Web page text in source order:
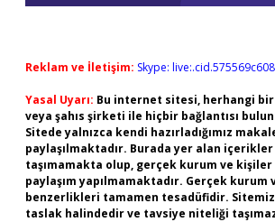
Reklam ve İletişim: Skype:
Yasal Uyarı: Bu internet sitesi, herhangi
veya şahıs şirketi ile hiçbir bağlantısı
Sitede yalnızca kendi hazırladığımız
paylaşılmaktadır. Burada yer alan
taşımamakta olup, gerçek kurum ve kişiler
paylaşım yapılmamaktadır. Gerçek
benzerlikleri tamamen tesadüfidir.
taslak halindedir ve tavsiye niteliği